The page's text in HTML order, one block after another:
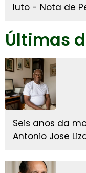
luto - Nota de
Últimas
Seis anos da
Antonio Jose